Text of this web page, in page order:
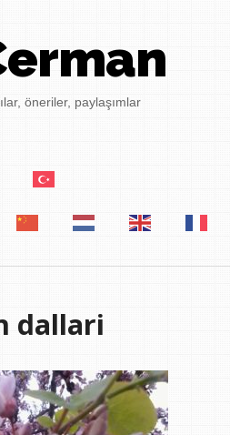
öneriler, paylaşımlar
dallari